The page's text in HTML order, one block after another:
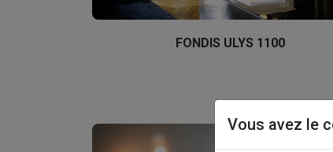
Vous avez le
FONDIS ULYS 1100